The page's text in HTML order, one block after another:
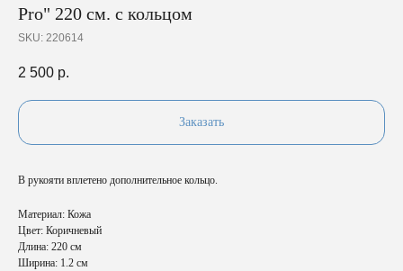
Pro" 220 см. с кольцом
SKU: 220614
2 500 р.
Заказать
В рукояти вплетено дополнительное кольцо.
Материал: Кожа
Цвет: Коричневый
Длина: 220 см
Ширина: 1.2 см
СВЯЖИТЕСЬ С НАМИ